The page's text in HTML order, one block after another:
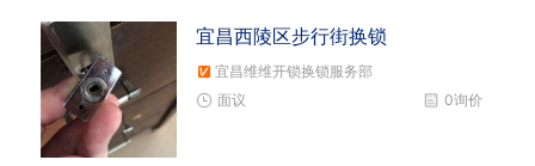
宜昌西陵区步行街换锁
宜昌维维开锁换锁服务部
0询价
面议